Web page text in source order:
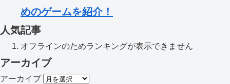
めのゲームを紹介！
人気記事
オフラインのためランキングが表示できません
アーカイブ
アーカイブ